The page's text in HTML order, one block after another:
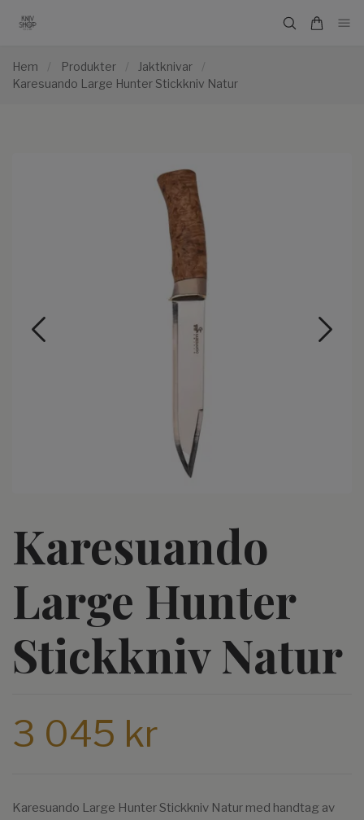
Hem / Produkter / Jaktknivar
/
Karesuando Large Hunter Stickkniv Natur
Karesuando
Large Hunter
Stickkniv Natur
3 045 kr
Karesuando Large Hunter Stickkniv Natur med handtag av